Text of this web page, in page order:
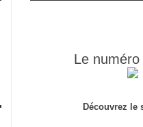
Le
Découvrez le